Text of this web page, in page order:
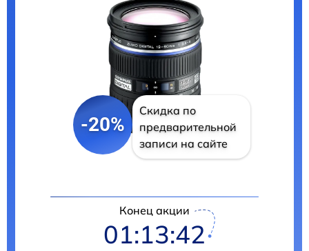
-20%
Скидка по
предварительной
записи на сайте
Конец акции
01:13:41